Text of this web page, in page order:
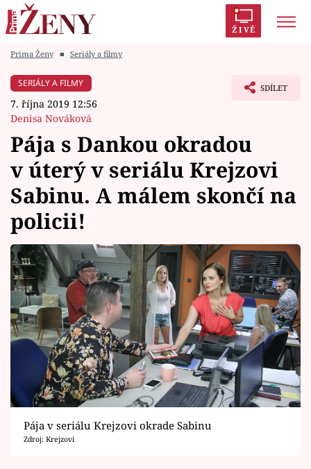
ŽIVĚ
Módní alarm
Témata
Celebrity
Vztahy
Seriály
Horoskopy
Sledujte prima+
Filmový festival Karlovy Vary
Prima Ženy ■ Seriály a filmy
SERIÁLY A FILMY
7. října 2019 12:56
Denisa Nováková
SDÍLET
Pája s Dankou okradou
v úterý v seriálu Krejzovi
Sabinu. A málem skončí na
policii!
Pája v seriálu Krejzovi okrade Sabinu
Zdroj: Krejzovi